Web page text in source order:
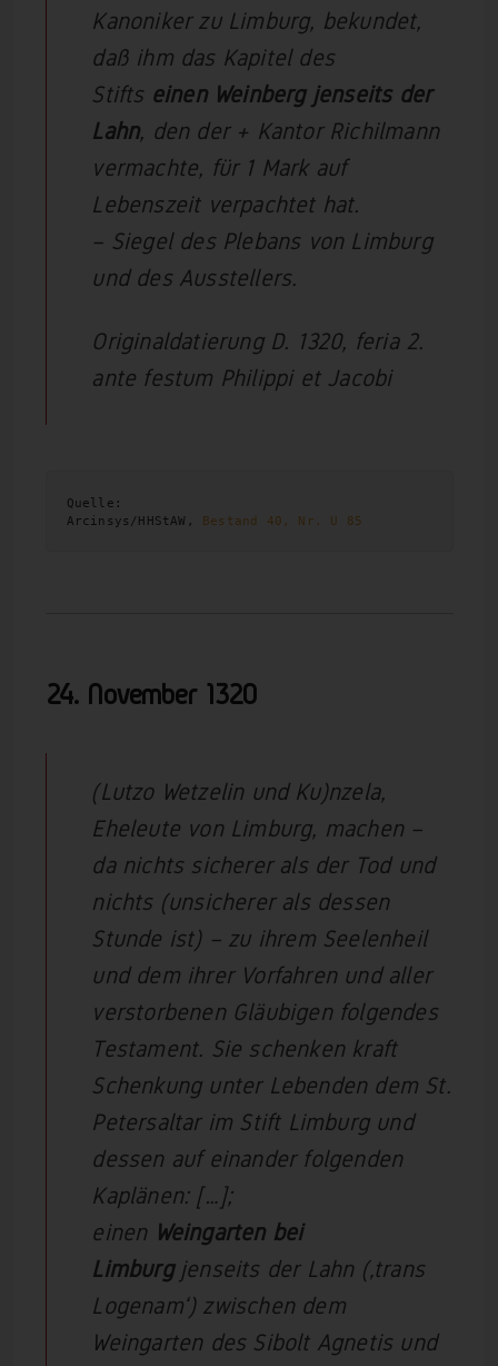
Kanoniker zu Limburg, bekundet,
daß ihm das Kapitel des
Stifts einen Weinberg jenseits der
Lahn, den der + Kantor Richilmann
vermachte, für 1 Mark auf
Lebenszeit verpachtet hat.
– Siegel des Plebans von Limburg
und des Ausstellers.
Originaldatierung D. 1320, feria 2.
ante festum Philippi et Jacobi
Quelle:
Arcinsys/HHStAW, Bestand 40, Nr. U 85
24. November 1320
(Lutzo Wetzelin und Ku)nzela,
Eheleute von Limburg, machen –
da nichts sicherer als der Tod und
nichts (unsicherer als dessen
Stunde ist) – zu ihrem Seelenheil
und dem ihrer Vorfahren und aller
verstorbenen Gläubigen folgendes
Testament. Sie schenken kraft
Schenkung unter Lebenden dem St.
Petersaltar im Stift Limburg und
dessen auf einander folgenden
Kaplänen: […];
einen Weingarten bei
Limburgjenseits der Lahn (‚trans
Logenam‘) zwischen dem
Weingarten des Sibolt Agnetis und